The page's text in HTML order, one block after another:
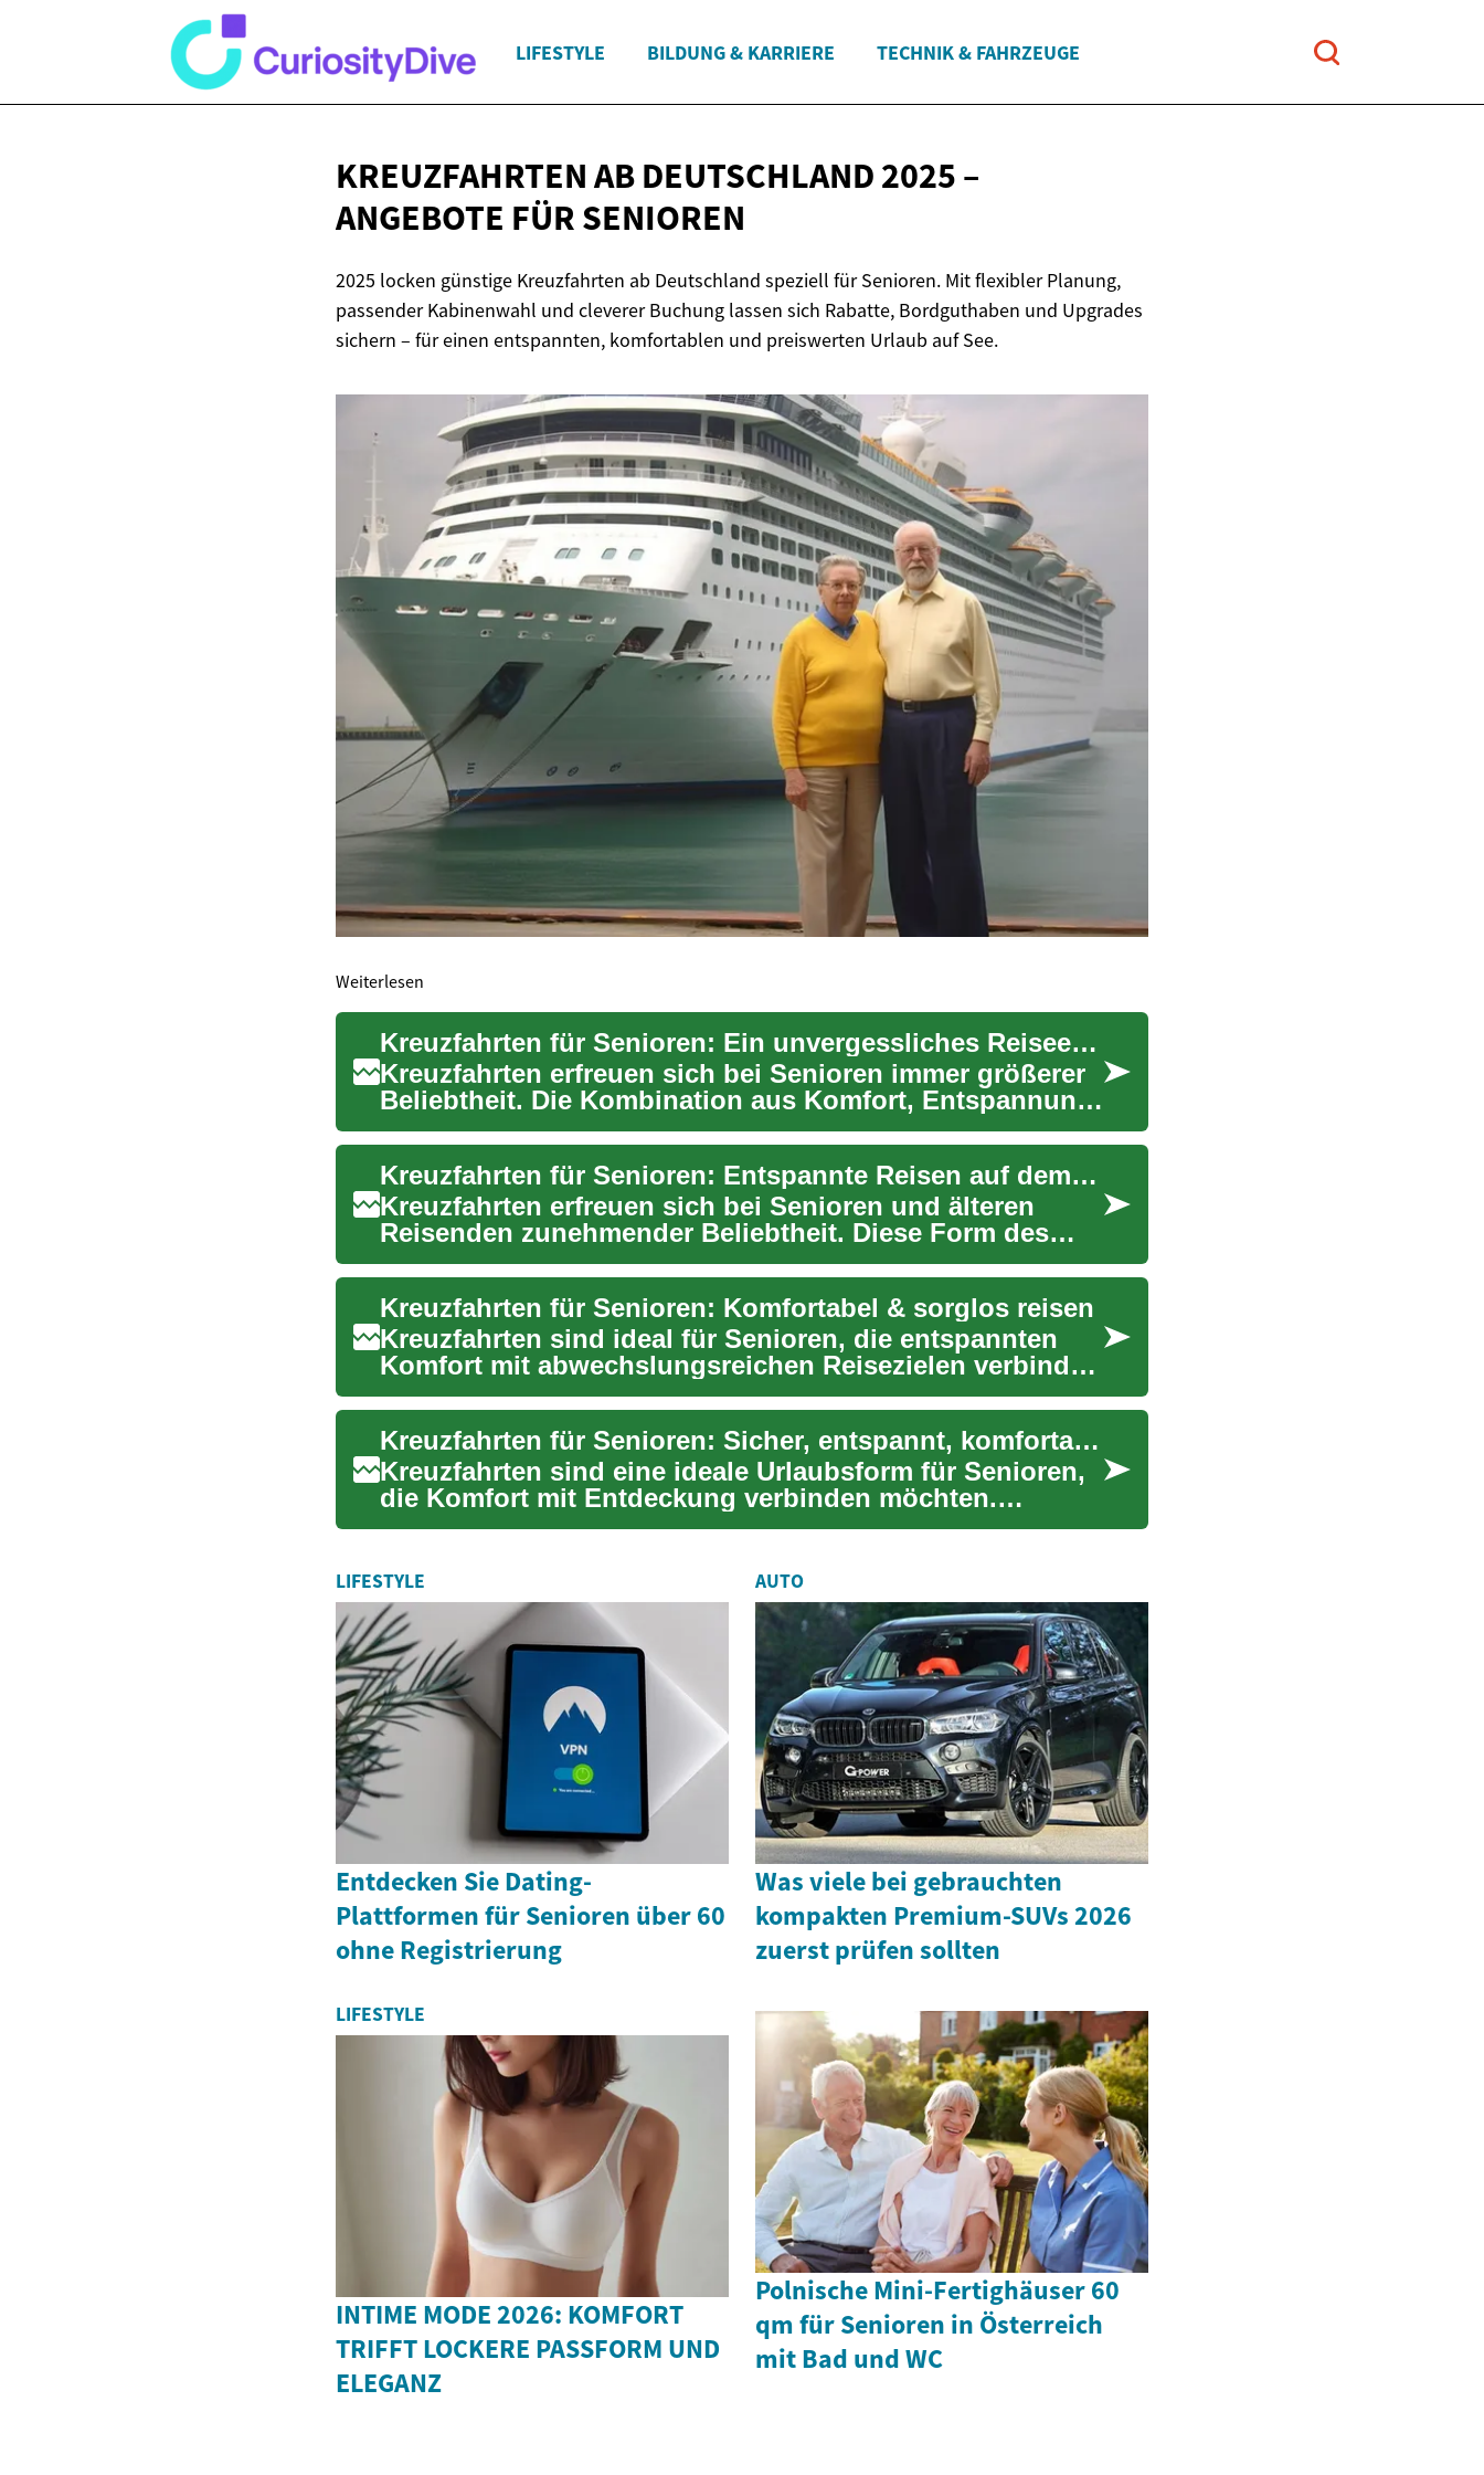
LIFESTYLE BILDUNG & KARRIERE TECHNIK & FAHRZEUGE
KREUZFAHRTEN AB DEUTSCHLAND 2025 –
ANGEBOTE FÜR SENIOREN
2025 locken günstige Kreuzfahrten ab Deutschland speziell für Senioren. Mit flexibler Planung,
passender Kabinenwahl und cleverer Buchung lassen sich Rabatte, Bordguthaben und Upgrades
sichern – für einen entspannten, komfortablen und preiswerten Urlaub auf See.
Weiterlesen
Kreuzfahrten für Senioren: Ein unvergessliches Reiseerlebnis
Kreuzfahrten erfreuen sich bei Senioren immer größerer
Beliebtheit. Die Kombination aus Komfort, Entspannung
und Aben...
Kreuzfahrten für Senioren: Entspannte Reisen auf dem Wasser
Kreuzfahrten erfreuen sich bei Senioren und älteren
Reisenden zunehmender Beliebtheit. Diese Form des
Urlaubs bietet ...
Kreuzfahrten für Senioren: Komfortabel & sorglos reisen
Kreuzfahrten sind ideal für Senioren, die entspannten
Komfort mit abwechslungsreichen Reisezielen verbinden
möchten. ...
Kreuzfahrten für Senioren: Sicher, entspannt, komfortabel
Kreuzfahrten sind eine ideale Urlaubsform für Senioren,
die Komfort mit Entdeckung verbinden möchten.
Moderne Schiffe...
LIFESTYLE
Entdecken Sie Dating-
Plattformen für Senioren über 60
ohne Registrierung
AUTO
Was viele bei gebrauchten
kompakten Premium-SUVs 2026
zuerst prüfen sollten
LIFESTYLE
INTIME MODE 2026: KOMFORT
TRIFFT LOCKERE PASSFORM UND
ELEGANZ
Polnische Mini-Fertighäuser 60
qm für Senioren in Österreich
mit Bad und WC